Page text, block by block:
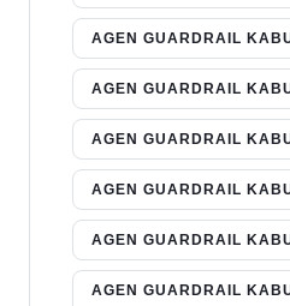
AGEN GUARDRAIL
AGEN GUARDRAIL
AGEN GUARDRAIL
AGEN GUARDRAIL
AGEN GUARDRAIL
AGEN GUARDRAIL